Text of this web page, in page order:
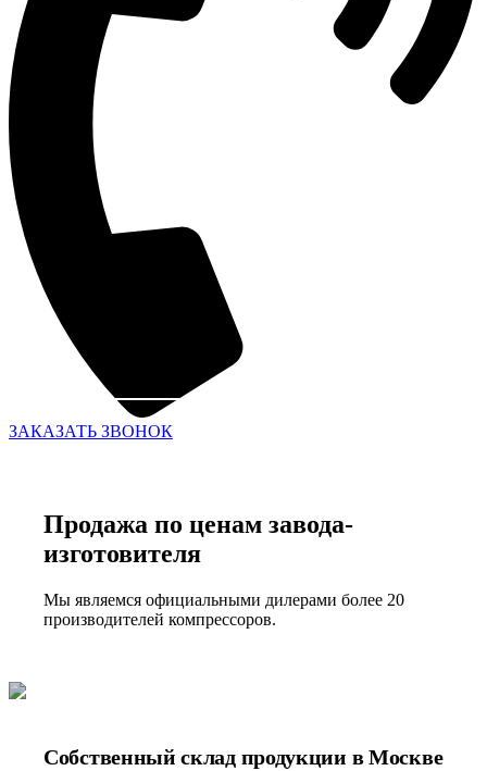
ЗАКАЗАТЬ ЗВОНОК
Продажа по ценам завода-
изготовителя
Мы являемся официальными дилерами более 20
производителей компрессоров.
Собственный склад продукции в Москве